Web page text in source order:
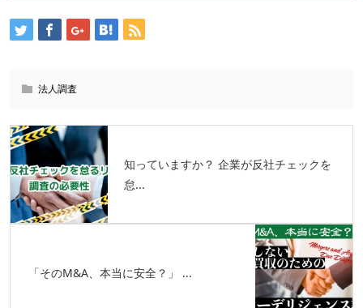
法人調査
知っていますか？ 企業が反社チェックを
怠...
「そのM&A、本当に安全？」 ...